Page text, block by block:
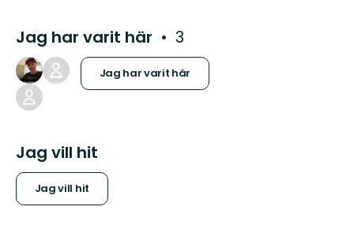
Jag har varit här 3
Jag har varit här
Jag vill hit
Jag vill hit